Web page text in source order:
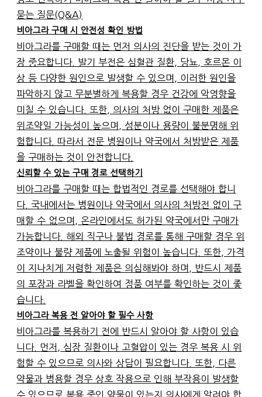
묻는 질문(Q&A)
비아그라 구매 시 안전성 확인 방법
비아그라를 구매할 때는 먼저 의사의 진단을 받는 것이 가
장 중요합니다. 발기 부전은 심혈관 질환, 당뇨, 호르몬 이
상 등 다양한 원인으로 발생할 수 있으며, 이러한 원인을
파악하지 않고 무분별하게 복용할 경우 건강에 악영향을
미칠 수 있습니다. 또한, 의사의 처방 없이 구매한 제품은
위조약일 가능성이 높으며, 성분이나 용량이 불분명해 위
험합니다. 따라서 전문 병원이나 약국에서 처방받은 제품
을 구매하는 것이 안전합니다.
신뢰할 수 있는 구매 경로 선택하기
비아그라를 구매할 때는 합법적인 경로를 선택해야 합니
다. 국내에서는 병원이나 약국에서 의사의 처방전 없이 구
매할 수 없으며, 온라인에서도 허가된 약국에서만 구매가
가능합니다. 해외 직구나 불법 경로를 통해 구매할 경우 위
조약이나 불량 제품에 노출될 위험이 높습니다. 또한, 가격
이 지나치게 저렴한 제품은 의심해봐야 하며, 반드시 제품
의 포장과 라벨을 확인하여 정품 여부를 확인하는 것이 좋
습니다.
비아그라 복용 전 알아야 할 필수 사항
비아그라를 복용하기 전에 반드시 알아야 할 사항이 있습
니다. 먼저, 심장 질환이나 고혈압이 있는 경우 복용 시 위
험할 수 있으므로 의사와 상담이 필요합니다. 또한, 다른
약물과 병용할 경우 상호 작용으로 인해 부작용이 발생할
수 있으므로 복용 중인 약물이 있는지 의사에게 알려야 합